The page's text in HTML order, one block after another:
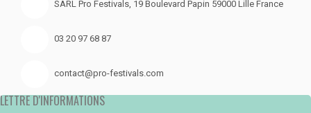
SARL Pro Festivals, 19 Boulevard Papin 59000 Lille France
03 20 97 68 87
contact@pro-festivals.com
LETTRE D'INFORMATIONS